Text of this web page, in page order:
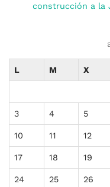
construcción a la
L M X
3 4 5
10 11 12
17 18 19
24 25 26